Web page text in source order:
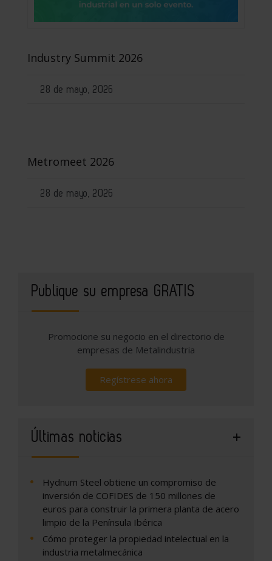
Industry Summit 2026
28 de mayo, 2026
Metromeet 2026
28 de mayo, 2026
Publique su empresa GRATIS
Promocione su negocio en el directorio de
empresas de Metalindustria
Regístrese ahora
Últimas noticias
Hydnum Steel obtiene un compromiso de
inversión de COFIDES de 150 millones de
euros para construir la primera planta de acero
limpio de la Península Ibérica
Cómo proteger la propiedad intelectual en la
industria metalmecánica